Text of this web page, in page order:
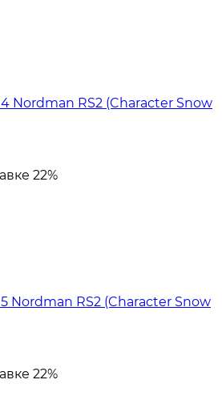
Nordman RS2 (Character Snow
22%
Nordman RS2 (Character Snow
22%